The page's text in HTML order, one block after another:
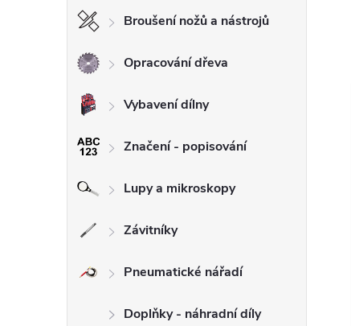
Broušení nožů a nástrojů
Opracování dřeva
Vybavení dílny
Značení - popisování
Lupy a mikroskopy
Závitníky
Pneumatické nářadí
Doplňky - náhradní díly